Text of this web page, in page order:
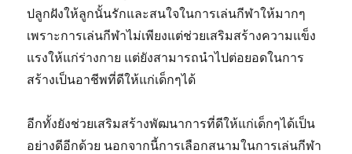
ปลูกฝังให้ลูกนั้นรักและสนใจในการเล่นกีฬาให้มากๆ
เพราะการเล่นกีฬาไม่เพียงแต่ช่วยเสริมสร้างความแข็ง
แรงให้แก่ร่างกาย แต่ยังสามารถนำไปต่อยอดในการ
สร้างเป็นอาชีพที่ดีให้แก่เด็กๆได้
อีกทั้งยังช่วยเสริมสร้างพัฒนาการที่ดีให้แก่เด็กๆได้เป็น
อย่างดีอีกด้วย นอกจากนี้การเลือกสนามในการเล่นกีฬา